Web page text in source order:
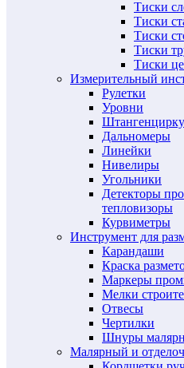
Тиски
Тиски
Тиски
Тиски
Тиски
Измерительный
Рулетки
Уровни
Дальномеры
Линейки
Нивелиры
Угольники
Детекторы
тепловизоры
Курвиметры
Инструмент для
Карандаши
Краска
Маркеры
Мелки
Отвесы
Чертилки
Шнуры
Малярный и